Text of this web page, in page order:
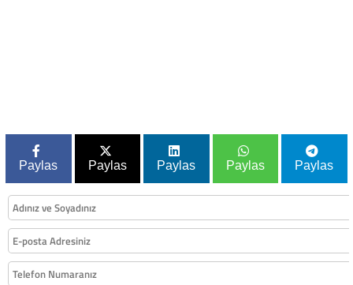
Paylas Paylas Paylas Paylas Paylas